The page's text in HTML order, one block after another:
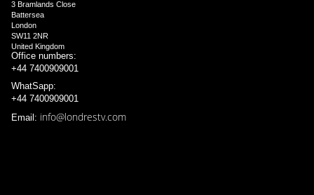
3 Bramlands Close
Battersea
London
SW11 2NR
United Kingdom
Office numbers:
+44 7400909001
WhatSapp:
+44 7400909001
Email: info@londrestv.com